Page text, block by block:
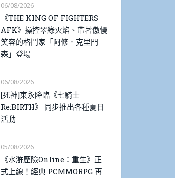
06/08/2026
《THE KING OF FIGHTERS
AFK》操控翠綠火焰、帶著傲慢
笑容的格鬥家「阿修．克里門
森」登場
06/08/2026
[死神]東永降臨《七騎士
Re:BIRTH》 同步推出各種夏日
活動
05/08/2026
《水滸歷險Online：重生》正
式上線！經典 PCMMORPG 再